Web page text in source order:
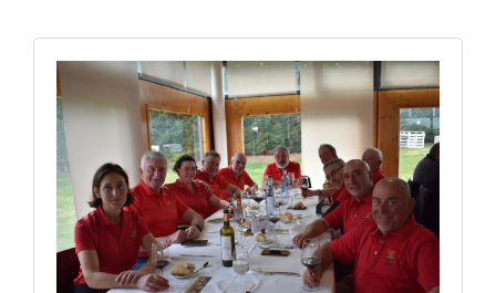
NOTICIAS
HAZTE SOCIO
OFERTAS